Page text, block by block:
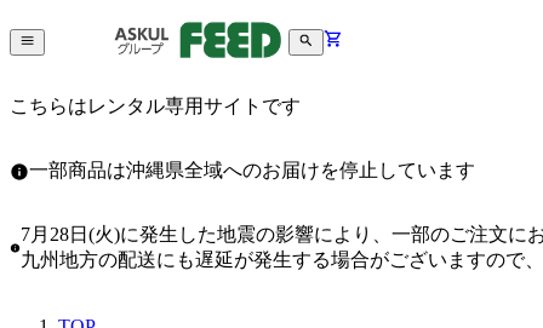
こちらはレンタル専用サイトです
一部商品は沖縄県全域へのお届けを停止しています
7月28日(火)に発生した地震の影響により、一部のご注文
九州地方の配送にも遅延が発生する場合がございますので